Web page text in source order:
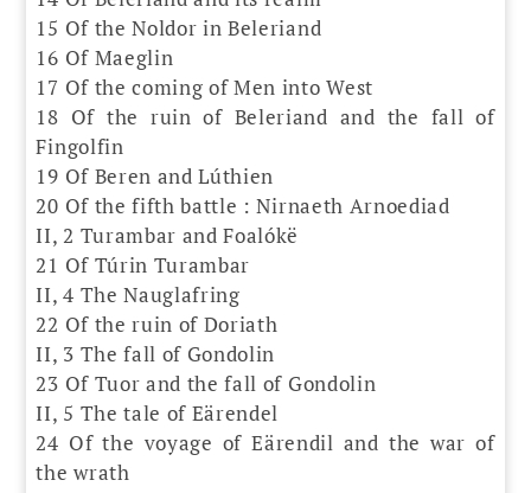
15 Of the Noldor in Beleriand
16 Of Maeglin
17 Of the coming of Men into West
18 Of the ruin of Beleriand and the fall of
Fingolfin
19 Of Beren and Lúthien
20 Of the fifth battle : Nirnaeth Arnoediad
II, 2 Turambar and Foalókë
21 Of Túrin Turambar
II, 4 The Nauglafring
22 Of the ruin of Doriath
II, 3 The fall of Gondolin
23 Of Tuor and the fall of Gondolin
II, 5 The tale of Eärendel
24 Of the voyage of Eärendil and the war of
the wrath